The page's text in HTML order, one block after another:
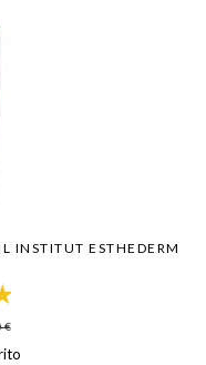
INSTITUT ESTHEDERM
€